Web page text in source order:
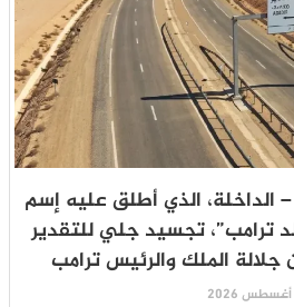
الداخلة، الذي أطلق عليه إسم
ترامب”، تجسيد جلي للتقدير
جلالة الملك والرئيس ترامب